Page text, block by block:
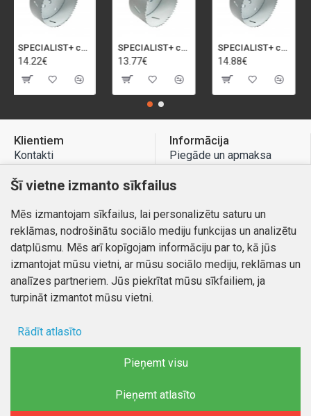
SPECIALIST+ caurumu zāģis BI-METAL, 95 mm
14.22€
SPECIALIST+ caurumu zāģis BI-METAL, 92 mm
13.77€
SPECIALIST+ caurumu zāģis BI-METAL, 98 mm
14.88€
Klientiem
Kontakti
Preču atgriešana
Mans profils
Pasūtījumi
Informācija
Piegāde un apmaksa
Atteikuma tiesības
Kontakti
aizsargātas
Šī vietne izmanto sīkfailus
Mēs izmantojam sīkfailus, lai personalizētu saturu un
reklāmas, nodrošinātu sociālo mediju funkcijas un analizētu
datplūsmu. Mēs arī kopīgojam informāciju par to, kā jūs
izmantojat mūsu vietni, ar mūsu sociālo mediju, reklāmas un
analīzes partneriem. Jūs piekrītat mūsu sīkfailiem, ja
turpināt izmantot mūsu vietni.
Rādīt atlasīto
Pieņemt visu
Pieņemt atlasīto